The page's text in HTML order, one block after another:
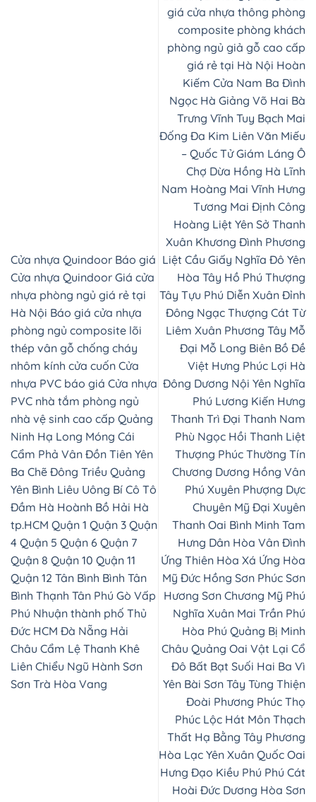
Cửa nhựa Quindoor Báo giá
Cửa nhựa Quindoor Giá cửa
nhựa phòng ngủ giá rẻ tại
Hà Nội Báo giá cửa nhựa
phòng ngủ composite lõi
thép vân gỗ chống cháy
nhôm kính cửa cuốn Cửa
nhựa PVC báo giá Cửa nhựa
PVC nhà tắm phòng ngủ
nhà vệ sinh cao cấp Quảng
Ninh Hạ Long Móng Cái
Cẩm Phả Vân Đồn Tiên Yên
Ba Chẽ Đông Triều Quảng
Yên Bình Liêu Uông Bí Cô Tô
Đầm Hà Hoành Bồ Hải Hà
tp.HCM Quận 1 Quận 3 Quận
4 Quận 5 Quận 6 Quận 7
Quận 8 Quận 10 Quận 11
Quận 12 Tân Bình Bình Tân
Bình Thạnh Tân Phú Gò Vấp
Phú Nhuận thành phố Thủ
Đức HCM Đà Nẵng Hải
Châu Cẩm Lệ Thanh Khê
Liên Chiểu Ngũ Hành Sơn
Sơn Trà Hòa Vang
giá cửa nhựa thông phòng
composite phòng khách
phòng ngủ giả gỗ cao cấp
giá rẻ tại Hà Nội Hoàn
Kiếm Cửa Nam Ba Đình
Ngọc Hà Giảng Võ Hai Bà
Trưng Vĩnh Tuy Bạch Mai
Đống Đa Kim Liên Văn Miếu
– Quốc Tử Giám Láng Ô
Chợ Dừa Hồng Hà Lĩnh
Nam Hoàng Mai Vĩnh Hưng
Tương Mai Định Công
Hoàng Liệt Yên Sở Thanh
Xuân Khương Đình Phương
Liệt Cầu Giấy Nghĩa Đô Yên
Hòa Tây Hồ Phú Thượng
Tây Tựu Phú Diễn Xuân Đỉnh
Đông Ngạc Thượng Cát Từ
Liêm Xuân Phương Tây Mỗ
Đại Mỗ Long Biên Bồ Đề
Việt Hưng Phúc Lợi Hà
Đông Dương Nội Yên Nghĩa
Phú Lương Kiến Hưng
Thanh Trì Đại Thanh Nam
Phù Ngọc Hồi Thanh Liệt
Thượng Phúc Thường Tín
Chương Dương Hồng Vân
Phú Xuyên Phượng Dực
Chuyên Mỹ Đại Xuyên
Thanh Oai Bình Minh Tam
Hưng Dân Hòa Vân Đình
Ứng Thiên Hòa Xá Ứng Hòa
Mỹ Đức Hồng Sơn Phúc Sơn
Hương Sơn Chương Mỹ Phú
Nghĩa Xuân Mai Trần Phú
Hòa Phú Quảng Bị Minh
Châu Quảng Oai Vật Lại Cổ
Đô Bất Bạt Suối Hai Ba Vì
Yên Bài Sơn Tây Tùng Thiện
Đoài Phương Phúc Thọ
Phúc Lộc Hát Môn Thạch
Thất Hạ Bằng Tây Phương
Hòa Lạc Yên Xuân Quốc Oai
Hưng Đạo Kiều Phú Phú Cát
Hoài Đức Dương Hòa Sơn